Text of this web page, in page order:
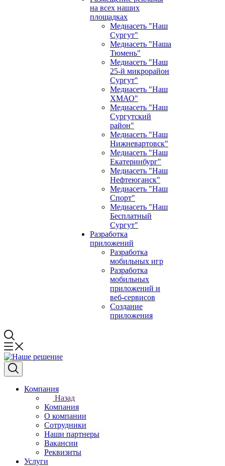
на всех наших
площадках
Медиасеть "Наш
Сургут"
Медиасеть "Наша
Тюмень"
Медиасеть "Наш
25-й микрорайон
Сургут"
Медиасеть "Наш
ХМАО"
Медиасеть "Наш
Сургутский
район"
Медиасеть "Наш
Нижневартовск"
Медиасеть "Наш
Екатеринбург"
Медиасеть "Наш
Нефтеюганск"
Медиасеть "Наш
Спорт"
Медиасеть "Наш
Бесплатный
Сургут"
Разработка
приложений
Разработка
мобильных игр
Разработка
мобильных
приложений и
веб-сервисов
Создание
приложения
Компания
Назад
Компания
О компании
Сотрудники
Наши партнеры
Вакансии
Реквизиты
Услуги